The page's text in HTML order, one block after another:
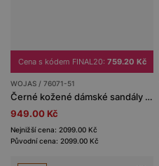
Cena s kódem FINAL20: 759.20 Kč
WOJAS / 76071-51
Černé kožené dámské sandály s lesklou úpravou
949.00 Kč
Nejnižší cena: 2099.00 Kč
Původní cena: 2099.00 Kč